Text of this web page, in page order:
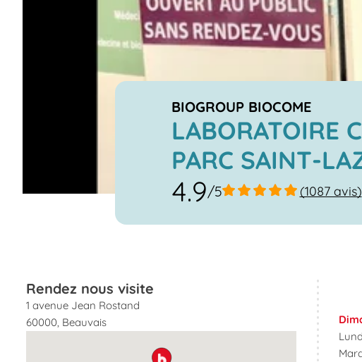
BIOGROUP BIOCOME
LABORATOIRE
PARC SAINT-
4.9/5 (1087 avis)
Rendez nous visite
1 avenue Jean Rostand
60000, Beauvais
map pin